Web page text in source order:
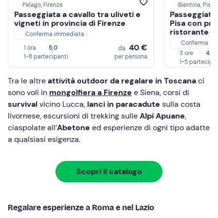
Pelago, Firenze
Passeggiata a cavallo tra uliveti e
vigneti in provincia di Firenze
Conferma immediata
1 ora
5,0
1-8 partecipanti
da 40 €
per persona
Bientina, Pisa
Pisa con
ristorante
Conferma
3 ore
4,8
1-5
Tra le altreattività outdoor da regalare in Toscanaci
sono voli in mongolfiera a Firenze e Siena, corsi di
survivalvicino Lucca, lanci in paracadute sulla costa
livornese, escursioni di trekking sulleAlpi Apuane,
ciaspolate all’Abetone ed esperienze di ogni tipo adatte
a qualsiasi esigenza.
Scopri il catalogo
Regalare esperienze a Roma e nel Lazio